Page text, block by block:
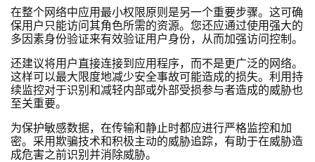
在整个网络中应用最小权限原则是另一个重要步骤。这可确
保用户只能访问其角色所需的资源。您还应通过使用强大的
多因素身份验证来有效验证用户身份，从而加强访问控制。
还建议将用户直接连接到应用程序，而不是更广泛的网络。
这样可以最大限度地减少安全事故可能造成的损失。利用持
续监控对于识别和减轻内部或外部受损参与者造成的威胁也
至关重要。
为保护敏感数据，在传输和静止时都应进行严格监控和加
密。采用欺骗技术和积极主动的威胁追踪，有助于在威胁造
成危害之前识别并消除威胁。